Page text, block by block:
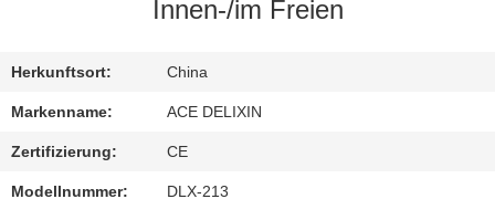
SIE
MIT
UNS
IN
Innen-/im Freien
Herkunftsort: China
Markenname: ACE DELIXIN
Zertifizierung: CE
Modellnummer: DLX-213